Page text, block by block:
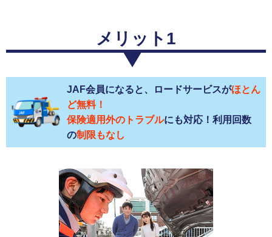
メリット1
JAF会員になると、ロードサービスがほとん
ど無料！
保険適用外のトラブルにも対応！利用回数
の制限もなし